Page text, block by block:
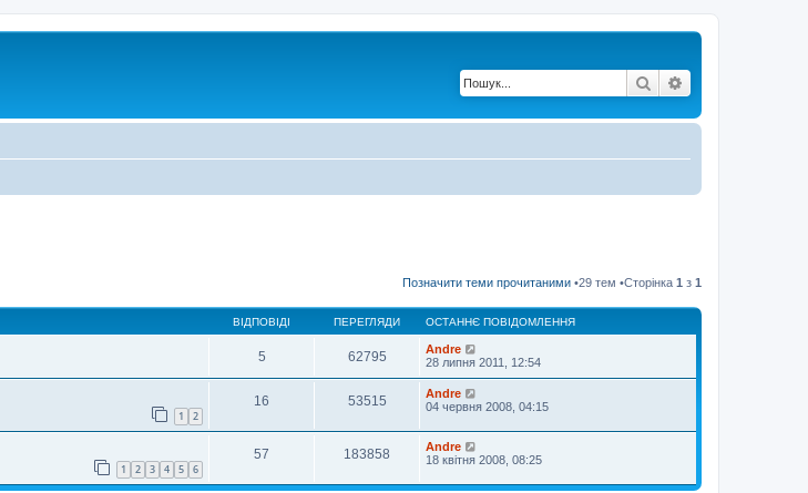
Пошук
Позначити теми прочитаними •29 тем •Сторінка 1 з 1
ВІДПОВІДІ ПЕРЕГЛЯДИ ОСТАННЄ ПОВІДОМЛЕННЯ
5 62795
Andre
28 липня 2011, 12:54
1 2
16 53515
Andre
04 червня 2008, 04:15
1 2 3 4 5 6
57 183858
Andre
18 квітня 2008, 08:25